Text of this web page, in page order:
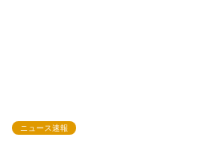
ニュース速報